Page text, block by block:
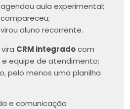
aula experimental;
aluno recorrente.
CRM integradocom
e equipe de atendimento;
pelo menos uma planilha
e comunicação